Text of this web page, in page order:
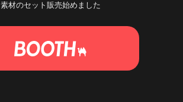
素材のセット販売始めました